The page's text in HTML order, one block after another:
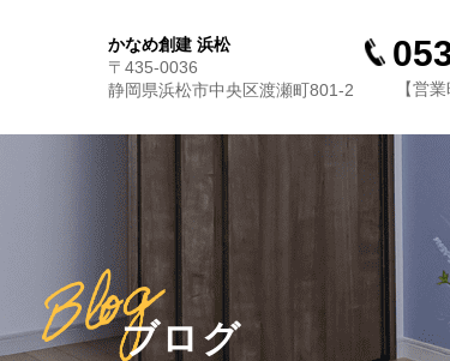
かなめ創建 浜松
〒435-0036
静岡県浜松市中央区渡瀬町801-2
【営
ブログ